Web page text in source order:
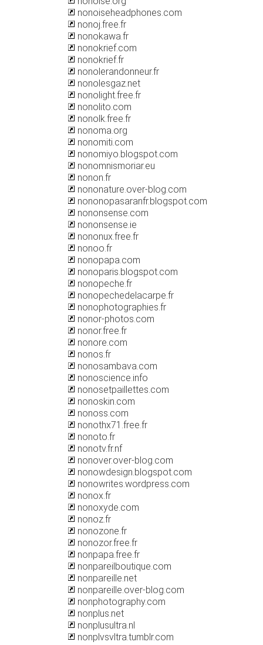
nonoiseheadphones.com
nonoj.free.fr
nonokawa.fr
nonokrief.com
nonokrief.fr
nonolerandonneur.fr
nonolesgaz.net
nonolight.free.fr
nonolito.com
nonolk.free.fr
nonoma.org
nonomiti.com
nonomiyo.blogspot.com
nonomnismoriar.eu
nonon.fr
nononature.over-blog.com
nononopasaranfr.blogspot.com
nononsense.com
nononsense.ie
nononux.free.fr
nonoo.fr
nonopapa.com
nonoparis.blogspot.com
nonopeche.fr
nonopechedelacarpe.fr
nonophotographies.fr
nonor-photos.com
nonor.free.fr
nonore.com
nonos.fr
nonosambava.com
nonoscience.info
nonosetpaillettes.com
nonoskin.com
nonoss.com
nonothx71.free.fr
nonoto.fr
nonotv.fr.nf
nonover.over-blog.com
nonowdesign.blogspot.com
nonowrites.wordpress.com
nonox.fr
nonoxyde.com
nonoz.fr
nonozone.fr
nonozor.free.fr
nonpapa.free.fr
nonpareilboutique.com
nonpareille.net
nonpareille.over-blog.com
nonphotography.com
nonplus.net
nonplusultra.nl
nonplvsvltra.tumblr.com